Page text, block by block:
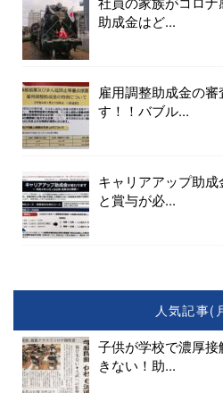
助成金はど...
雇用調整助成金の
す！！バブル...
キャリアアップ助
と賞与が必...
人気記事(
子供が学校で濃厚
きない！助...